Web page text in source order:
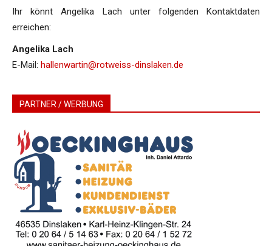
Ihr könnt Angelika Lach unter folgenden Kontaktdaten
erreichen:
Angelika Lach
E-Mail: hallenwartin@rotweiss-dinslaken.de
PARTNER / WERBUNG